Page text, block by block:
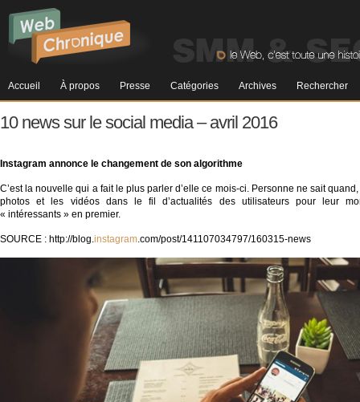
Accueil À propos Presse Catégories Archives Rechercher
10 news sur le social media – avril 2016
Instagram annonce le changement de son algorithme
C’est la nouvelle qui a fait le plus parler d’elle ce mois-ci. Personne ne sait
photos et les vidéos dans le fil d’actualités des utilisateurs pour leur
« intéressants » en premier.
SOURCE : http://blog.instagram.com/post/141107034797/160315-news